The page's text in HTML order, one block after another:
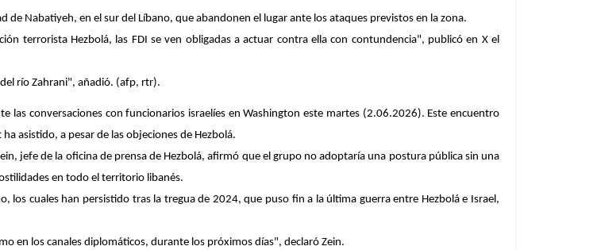
Nabatiyeh, en el sur del Líbano, que abandonen el lugar ante los ataques previstos en la zona.
terrorista Hezbolá, las FDI se ven obligadas a actuar contra ella con contundencia", publicó en X el
río Zahrani", añadió. (afp, rtr).
las conversaciones con funcionarios israelíes en Washington este martes (2.06.2026). Este encuentro
asistido, a pesar de las objeciones de Hezbolá.
jefe de la oficina de prensa de Hezbolá, afirmó que el grupo no adoptaría una postura pública sin una
en todo el territorio libanés.
los cuales han persistido tras la tregua de 2024, que puso fin a la última guerra entre Hezbolá e Israel,
en los canales diplomáticos, durante los próximos días", declaró Zein.